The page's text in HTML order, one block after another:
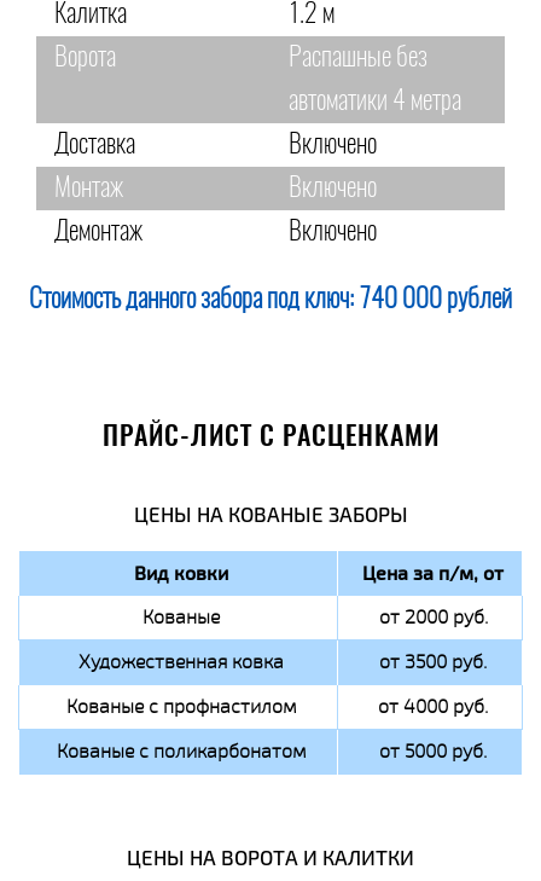
Калитка
1.2 м
Ворота
Распашные без
автоматики 4 метра
Доставка
Включено
Монтаж
Включено
Демонтаж
Включено
Стоимость данного забора под ключ: 740 000 рублей
ПРАЙС-ЛИСТ С РАСЦЕНКАМИ
ЦЕНЫ НА КОВАНЫЕ ЗАБОРЫ
Вид ковки Цена за п/м, от
Кованые
от 2000 руб.
Художественная ковка
от 3500 руб.
Кованые с профнастилом
от 4000 руб.
Кованые с поликарбонатом
от 5000 руб.
ЦЕНЫ НА ВОРОТА И КАЛИТКИ